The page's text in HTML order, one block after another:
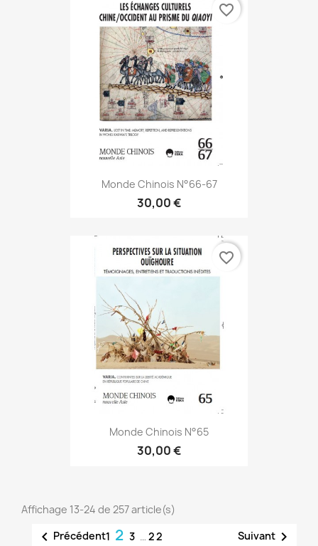
Monde Chinois N°66-67
30,00 €
favorite_border
Monde Chinois N°65
30,00 €
favorite_border
Affichage 13-24 de 257 article(s)
 Précédent1 2 3 … 22 Suivant 